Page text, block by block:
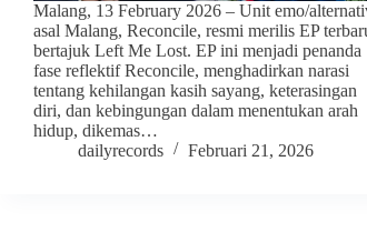
Malang, 13 February 2026 – Unit emo/
asal Malang, Reconcile, resmi merilis EP
bertajuk Left Me Lost. EP ini menjadi penanda
fase reflektif Reconcile, menghadirkan narasi
tentang kehilangan kasih sayang, keterasingan
diri, dan kebingungan dalam menentukan arah
hidup, dikemas…
dailyrecords
Februari 21, 2026